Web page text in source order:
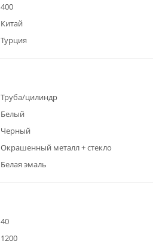
400
Китай
Турция
Труба/цилиндр
Белый
Черный
Окрашенный металл + стекло
Белая эмаль
40
1200